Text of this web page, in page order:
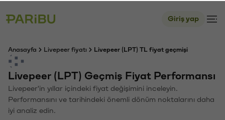
Giriş yap
Anasayfa Livepeer fiyatı Livepeer (LPT) TL fiyat geçmişi
Livepeer (LPT) Geçmiş Fiyat Performansı
Livepeer'in yıllar içindeki fiyat değişimini inceleyin.
Performansını ve tarihindeki önemli dönüm noktalarını daha
iyi analiz edin.